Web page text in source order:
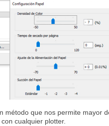
método que nos permite mayor
cualquier plotter.